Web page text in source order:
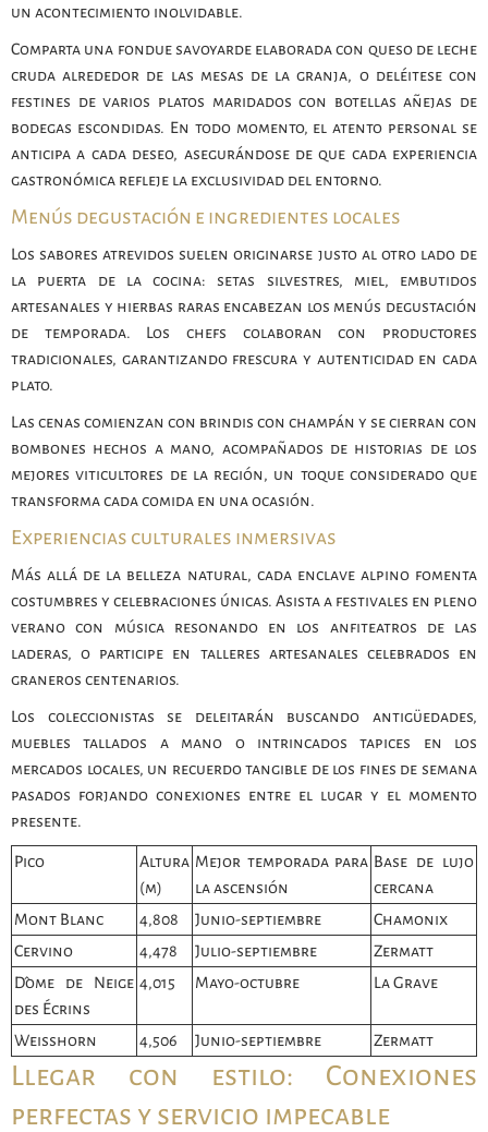
un acontecimiento inolvidable.
Comparta una fondue savoyarde elaborada con queso de leche
cruda alrededor de las mesas de la granja, o deléitese con
festines de varios platos maridados con botellas añejas de
bodegas escondidas. En todo momento, el atento personal se
anticipa a cada deseo, asegurándose de que cada experiencia
gastronómica refleje la exclusividad del entorno.
Menús degustación e ingredientes locales
Los sabores atrevidos suelen originarse justo al otro lado de
la puerta de la cocina: setas silvestres, miel, embutidos
artesanales y hierbas raras encabezan los menús degustación
de temporada. Los chefs colaboran con productores
tradicionales, garantizando frescura y autenticidad en cada
plato.
Las cenas comienzan con brindis con champán y se cierran con
bombones hechos a mano, acompañados de historias de los
mejores viticultores de la región, un toque considerado que
transforma cada comida en una ocasión.
Experiencias culturales inmersivas
Más allá de la belleza natural, cada enclave alpino fomenta
costumbres y celebraciones únicas. Asista a festivales en pleno
verano con música resonando en los anfiteatros de las
laderas, o participe en talleres artesanales celebrados en
graneros centenarios.
Los coleccionistas se deleitarán buscando antigüedades,
muebles tallados a mano o intrincados tapices en los
mercados locales, un recuerdo tangible de los fines de semana
pasados forjando conexiones entre el lugar y el momento
presente.
Pico
Altura
(m)
Mejor temporada para
la ascensión
Base de lujo
cercana
Mont Blanc
4,808 Junio-septiembre
Chamonix
Cervino
4,478 Julio-septiembre
Zermatt
Dôme de Neige
des Écrins
4,015 Mayo-octubre La Grave
Weisshorn 4,506 Junio-septiembre Zermatt
Llegar con estilo: Conexiones
perfectas y servicio impecable